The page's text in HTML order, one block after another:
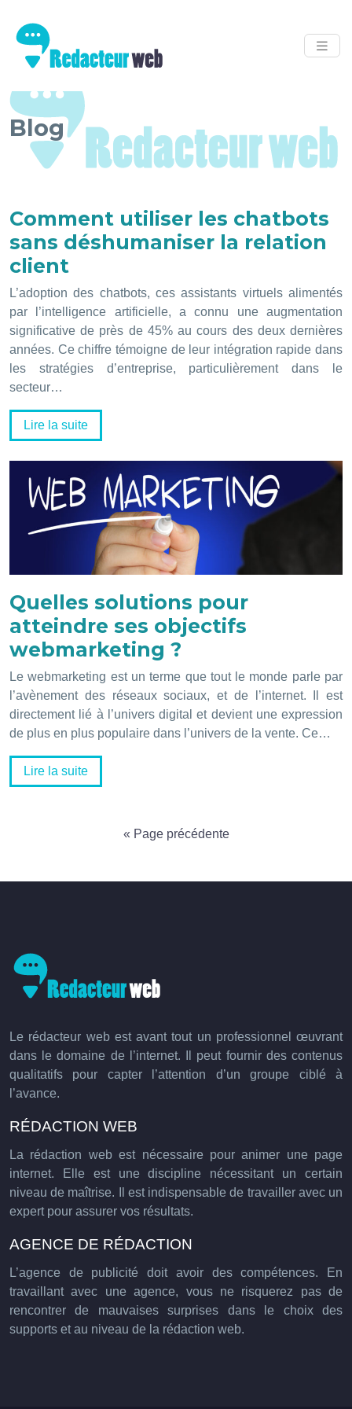
Blog
Comment utiliser les chatbots
sans déshumaniser la relation
client
L’adoption des chatbots, ces assistants virtuels alimentés
par l’intelligence artificielle, a connu une augmentation
significative de près de 45% au cours des deux dernières
années. Ce chiffre témoigne de leur intégration rapide dans
les stratégies d’entreprise, particulièrement dans le
secteur…
Lire la suite
Quelles solutions pour
atteindre ses objectifs
webmarketing ?
Le webmarketing est un terme que tout le monde parle par
l’avènement des réseaux sociaux, et de l’internet. Il est
directement lié à l’univers digital et devient une expression
de plus en plus populaire dans l’univers de la vente. Ce…
Lire la suite
« Page précédente
Le rédacteur web est avant tout un professionnel œuvrant
dans le domaine de l’internet. Il peut fournir des contenus
qualitatifs pour capter l’attention d’un groupe ciblé à
l’avance.
RÉDACTION WEB
La rédaction web est nécessaire pour animer une page
internet. Elle est une discipline nécessitant un certain
niveau de maîtrise. Il est indispensable de travailler avec un
expert pour assurer vos résultats.
AGENCE DE RÉDACTION
L’agence de publicité doit avoir des compétences. En
travaillant avec une agence, vous ne risquerez pas de
rencontrer de mauvaises surprises dans le choix des
supports et au niveau de la rédaction web.